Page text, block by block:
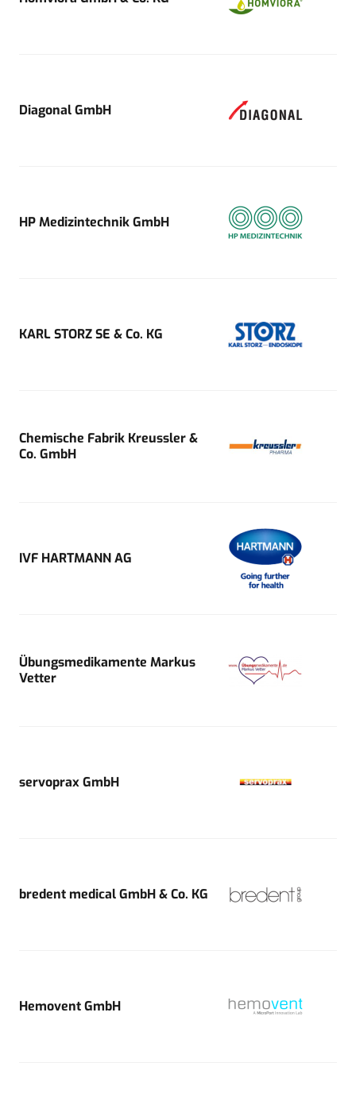
Diagonal GmbH
HP Medizintechnik GmbH
KARL STORZ SE & Co. KG
Chemische Fabrik Kreussler &
Co. GmbH
IVF HARTMANN AG
Übungsmedikamente Markus
Vetter
servoprax GmbH
bredent medical GmbH & Co. KG
Hemovent GmbH